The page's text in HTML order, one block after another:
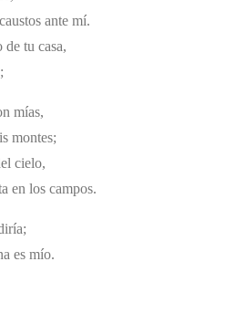
ante mí.
de tu casa,
mías,
montes;
cielo,
en los campos.
es mío.